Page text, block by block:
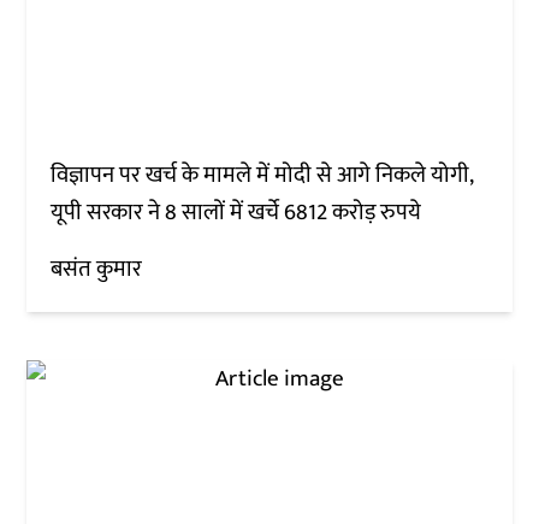
विज्ञापन पर खर्च के मामले में मोदी से आगे निकले योगी,
यूपी सरकार ने 8 सालों में खर्चे 6812 करोड़ रुपये
बसंत कुमार